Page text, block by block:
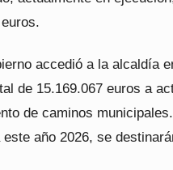
accedió a la alcaldía
de 15.169.067 euros a
de caminos
año 2026, se